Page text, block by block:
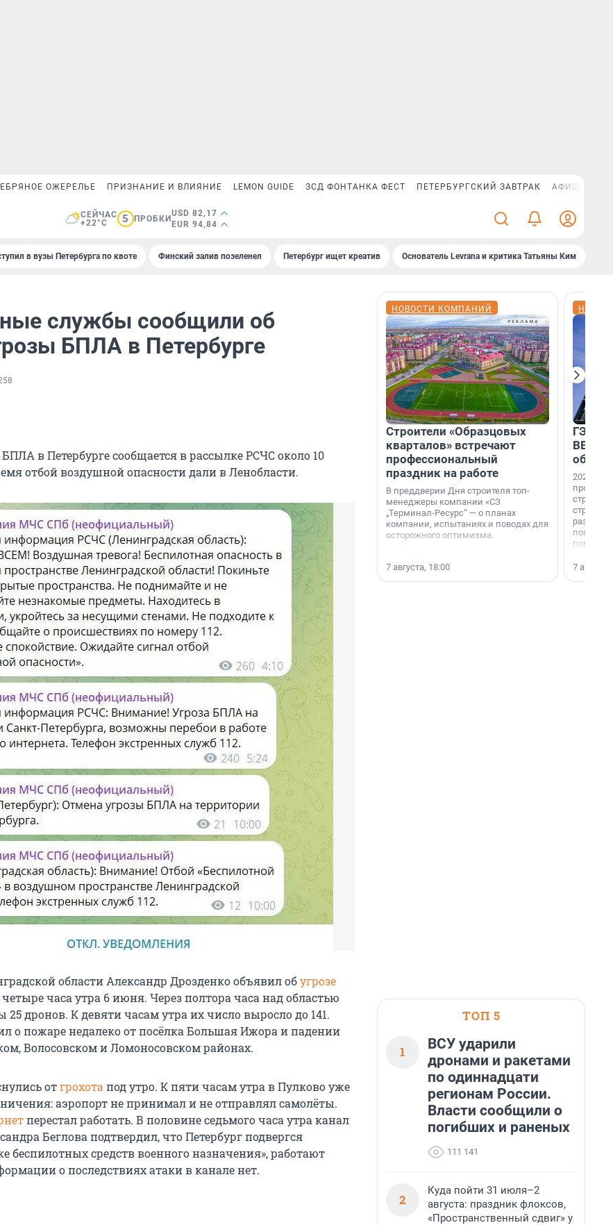
ОЖЕРЕЛЬЕ ПРИЗНАНИЕ И ВЛИЯНИЕ LEMON GUIDE ЗСД ФОНТАНКА ФЕСТ ПЕТЕРБУРГСКИЙ ЗАВТРАК АФИША PLUS
СЕЙЧАС
+22°C
5 ПРОБКИ
USD 82,17
EUR 94,84
в вузы Петербурга по квоте Финский залив позеленел Петербург ищет креатив Основатель Levrana и критика Татьяны Ким
службы сообщили об
БПЛА в Петербурге
в Петербурге сообщается в рассылке РСЧС около 10
отбой воздушной опасности дали в Ленобласти.
области Александр Дрозденко объявил обугрозе
часа утра 6 июня. Через полтора часа над областью
дронов. К девяти часам утра их число выросло до 141.
о пожаре недалеко от посёлка Большая Ижора и падении
Волосовском и Ломоносовском районах.
отгрохота под утро. К пяти часам утра в Пулково уже
аэропорт не принимал и не отправлял самолёты.
перестал работать. В половине седьмого часа утра канал
Беглова подтвердил, что Петербург подвергся
беспилотных средств военного назначения», работают
о последствиях атаки в канале нет.
НОВОСТИ КОМПАНИЙ
Строители «Образцовых
кварталов» встречают
профессиональный
праздник на работе
В преддверии Дня строителя топ-
менеджеры компании «СЗ
„Терминал-Ресурс“ — о планах
компании, испытаниях и поводах для
осторожного оптимизма.
7 августа, 18:00
ГЭС,
ВВП: в
об
2026-й —
раз. В
7
ТОП 5
1
ВСУ ударили
дронами и ракетами
по одиннадцати
регионам России.
Власти сообщили о
погибших и раненых
111 141
2
Куда пойти 31 июля–2
августа: праздник флоксов,
«Пространственный сдвиг» у